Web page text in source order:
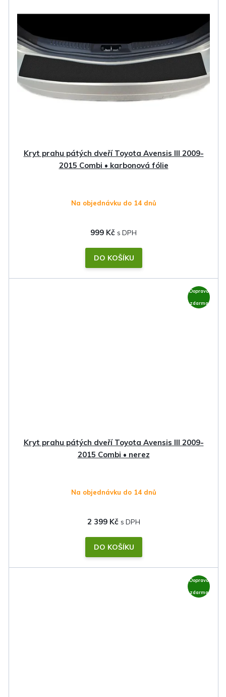
Kryt prahu pátých dveří Toyota Avensis III 2009-
2015 Combi • karbonová fólie
Na objednávku do 14 dnů
999 Kč
DO KOŠÍKU
Doprava
zdarma
Kryt prahu pátých dveří Toyota Avensis III 2009-
2015 Combi • nerez
Na objednávku do 14 dnů
2 399 Kč
DO KOŠÍKU
Doprava
zdarma